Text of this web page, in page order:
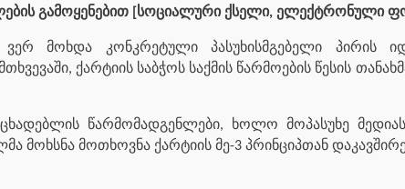
გამოყენებით [სოციალური ქსელი, ელექტრონული
მოხდა კონკრეტული პასუხისმგებელი პირის
ქარტიის საბჭოს საქმის წარმოების წესის
წარმომადგენლები, ხოლო მოპასუხე
მოხსნა მოთხოვნა ქარტიის მე-3 პრინციპთან